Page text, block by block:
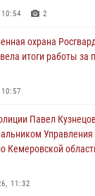
09:30
задержали
побои оппоненту
08:50
порядка на
08:10
в Юрге пресекли
на территорию
2
охрана
итоги работы за
Павел
Управления
Кемеровской
11:32